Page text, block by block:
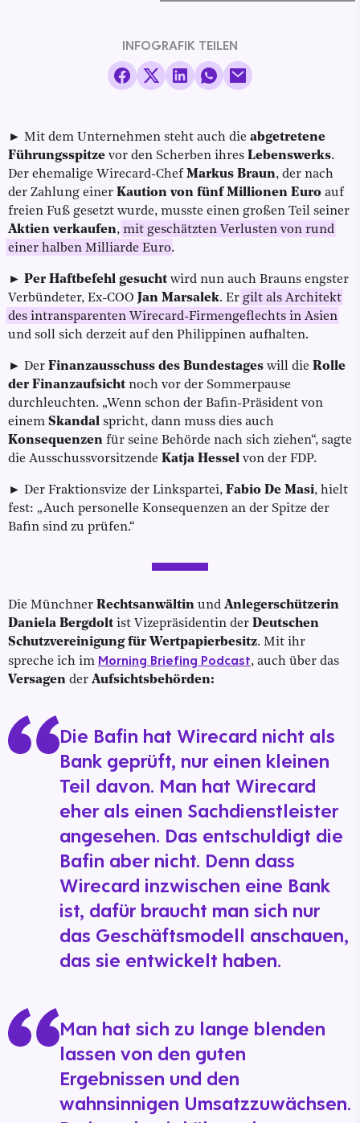
INFOGRAFIK TEILEN
► Mit dem Unternehmen steht auch die abgetretene
Führungsspitze vor den Scherben ihres Lebenswerks.
Der ehemalige Wirecard-Chef Markus Braun, der nach
der Zahlung einer Kaution von fünf Millionen Euro auf
freien Fuß gesetzt wurde, musste einen großen Teil seiner
Aktien verkaufen, mit geschätzten Verlusten von rund
einer halben Milliarde Euro.
► Per Haftbefehl gesucht wird nun auch Brauns engster
Verbündeter, Ex-COO Jan Marsalek. Er gilt als Architekt
des intransparenten Wirecard-Firmengeflechts in Asien
und soll sich derzeit auf den Philippinen aufhalten.
► Der Finanzausschuss des Bundestages will die Rolle
der Finanzaufsicht noch vor der Sommerpause
durchleuchten. „Wenn schon der Bafin-Präsident von
einem Skandal spricht, dann muss dies auch
Konsequenzen für seine Behörde nach sich ziehen“, sagte
die Ausschussvorsitzende Katja Hessel von der FDP.
► Der Fraktionsvize der Linkspartei, Fabio De Masi, hielt
fest: „Auch personelle Konsequenzen an der Spitze der
Bafin sind zu prüfen.“
Die Münchner Rechtsanwältin und Anlegerschützerin
Daniela Bergdolt ist Vizepräsidentin der Deutschen
Schutzvereinigung für Wertpapierbesitz. Mit ihr
spreche ich im Morning Briefing Podcast, auch über das
Versagen der Aufsichtsbehörden:
Die Bafin hat Wirecard nicht als
Bank geprüft, nur einen kleinen
Teil davon. Man hat Wirecard
eher als einen Sachdienstleister
angesehen. Das entschuldigt die
Bafin aber nicht. Denn dass
Wirecard inzwischen eine Bank
ist, dafür braucht man sich nur
das Geschäftsmodell anschauen,
das sie entwickelt haben.
Man hat sich zu lange blenden
lassen von den guten
Ergebnissen und den
wahnsinnigen Umsatzzuwächsen.